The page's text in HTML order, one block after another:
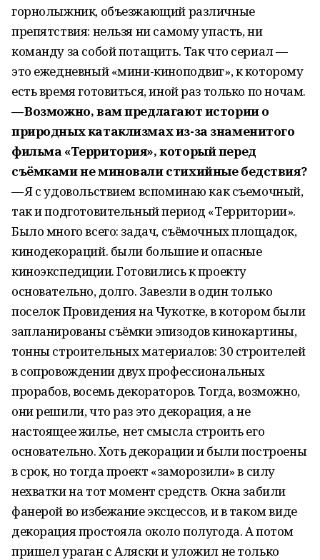
горнолыжник, объезжающий различные
препятствия: нельзя ни самому упасть, ни
команду за собой потащить. Так что сериал —
это ежедневный «мини-киноподвиг», к которому
есть время готовиться, иной раз только по ночам.
— Возможно, вам предлагают истории о
природных катаклизмах из-за знаменитого
фильма «Территория», который перед
съёмками не миновали стихийные бедствия?
— Я с удовольствием вспоминаю как съемочный,
так и подготовительный период «Территории».
Было много всего: задач, съёмочных площадок,
кинодекораций. были большие и опасные
киноэкспедиции. Готовились к проекту
основательно, долго. Завезли в один только
поселок Провидения на Чукотке, в котором были
запланированы съёмки эпизодов кинокартины,
тонны строительных материалов: 30 строителей
в сопровождении двух профессиональных
прорабов, восемь декораторов. Тогда, возможно,
они решили, что раз это декорация, а не
настоящее жилье, нет смысла строить его
основательно. Хоть декорации и были построены
в срок, но тогда проект «заморозили» в силу
нехватки на тот момент средств. Окна забили
фанерой во избежание эксцессов, и в таком виде
декорация простояла около полугода. А потом
пришел ураган с Аляски и уложил не только